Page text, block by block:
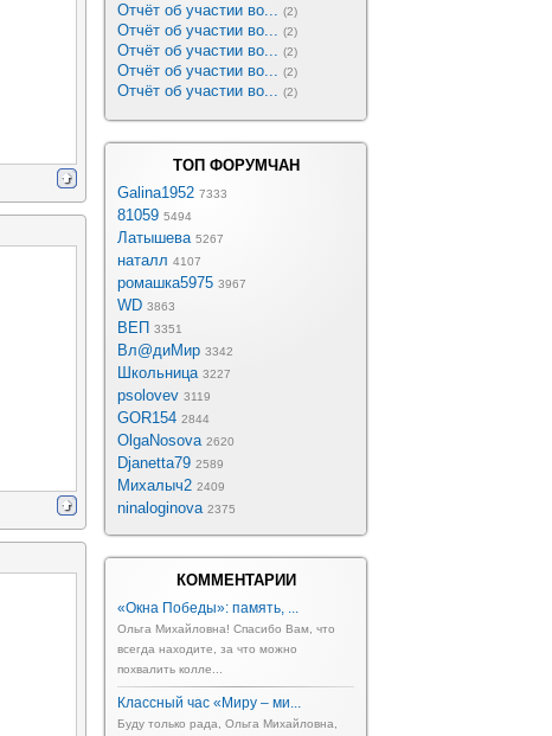
Отчёт об участии во... (2)
Отчёт об участии во... (2)
Отчёт об участии во... (2)
Отчёт об участии во... (2)
Отчёт об участии во... (2)
ТОП ФОРУМЧАН
Galina1952 7333
81059 5494
Латышева 5267
наталл 4107
ромашка5975 3967
WD 3863
ВЕП 3351
Вл@диМир 3342
Школьница 3227
psolovev 3119
GOR154 2844
OlgaNosova 2620
Djanetta79 2589
Михалыч2 2409
ninaloginova 2375
КОММЕНТАРИИ
«Окна Победы»: память, ...
Ольга Михайловна! Спасибо Вам, что
всегда находите, за что можно
похвалить колле...
Классный час «Миру – ми...
Буду только рада, Ольга Михайловна,